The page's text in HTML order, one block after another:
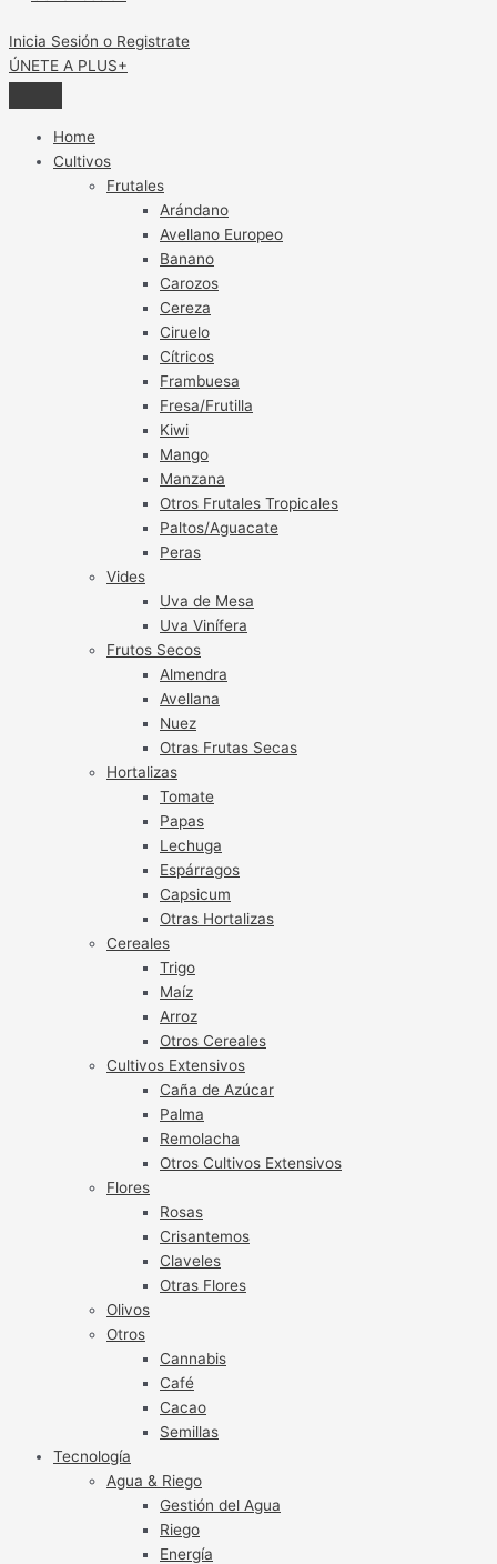
Inicia Sesión o Registrate
ÚNETE A PLUS+
Home
Cultivos
Frutales
Arándano
Avellano Europeo
Banano
Carozos
Cereza
Ciruelo
Cítricos
Frambuesa
Fresa/Frutilla
Kiwi
Mango
Manzana
Otros Frutales Tropicales
Paltos/Aguacate
Peras
Vides
Uva de Mesa
Uva Vinífera
Frutos Secos
Almendra
Avellana
Nuez
Otras Frutas Secas
Hortalizas
Tomate
Papas
Lechuga
Espárragos
Capsicum
Otras Hortalizas
Cereales
Trigo
Maíz
Arroz
Otros Cereales
Cultivos Extensivos
Caña de Azúcar
Palma
Remolacha
Otros Cultivos Extensivos
Flores
Rosas
Crisantemos
Claveles
Otras Flores
Olivos
Otros
Cannabis
Café
Cacao
Semillas
Tecnología
Agua & Riego
Gestión del Agua
Riego
Energía